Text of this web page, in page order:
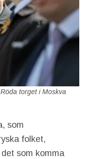
torget i Moskva
som
folket,
som komma